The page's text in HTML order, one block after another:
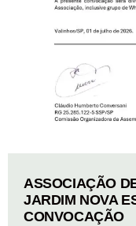
ASSOCIAÇÃO
JARDIM NOVA
CONVOCAÇÃO